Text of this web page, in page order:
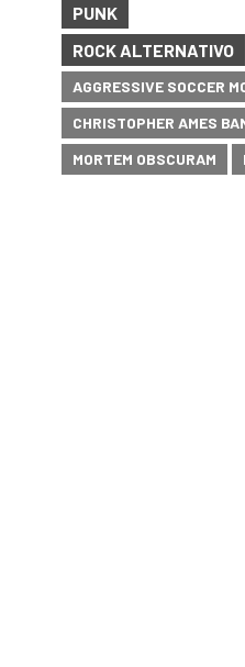
PUNK
ROCK ALTERNATIVO
AGGRESSIVE SOCCER
CHRISTOPHER AMES
MORTEM OBSCURAM